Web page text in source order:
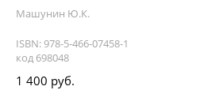
Машунин Ю.К.
ISBN: 978-5-466-07458-1
код 698048
1 400 руб.